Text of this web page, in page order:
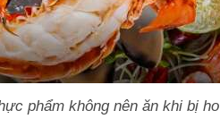
phẩm không nên ăn khi bị ho